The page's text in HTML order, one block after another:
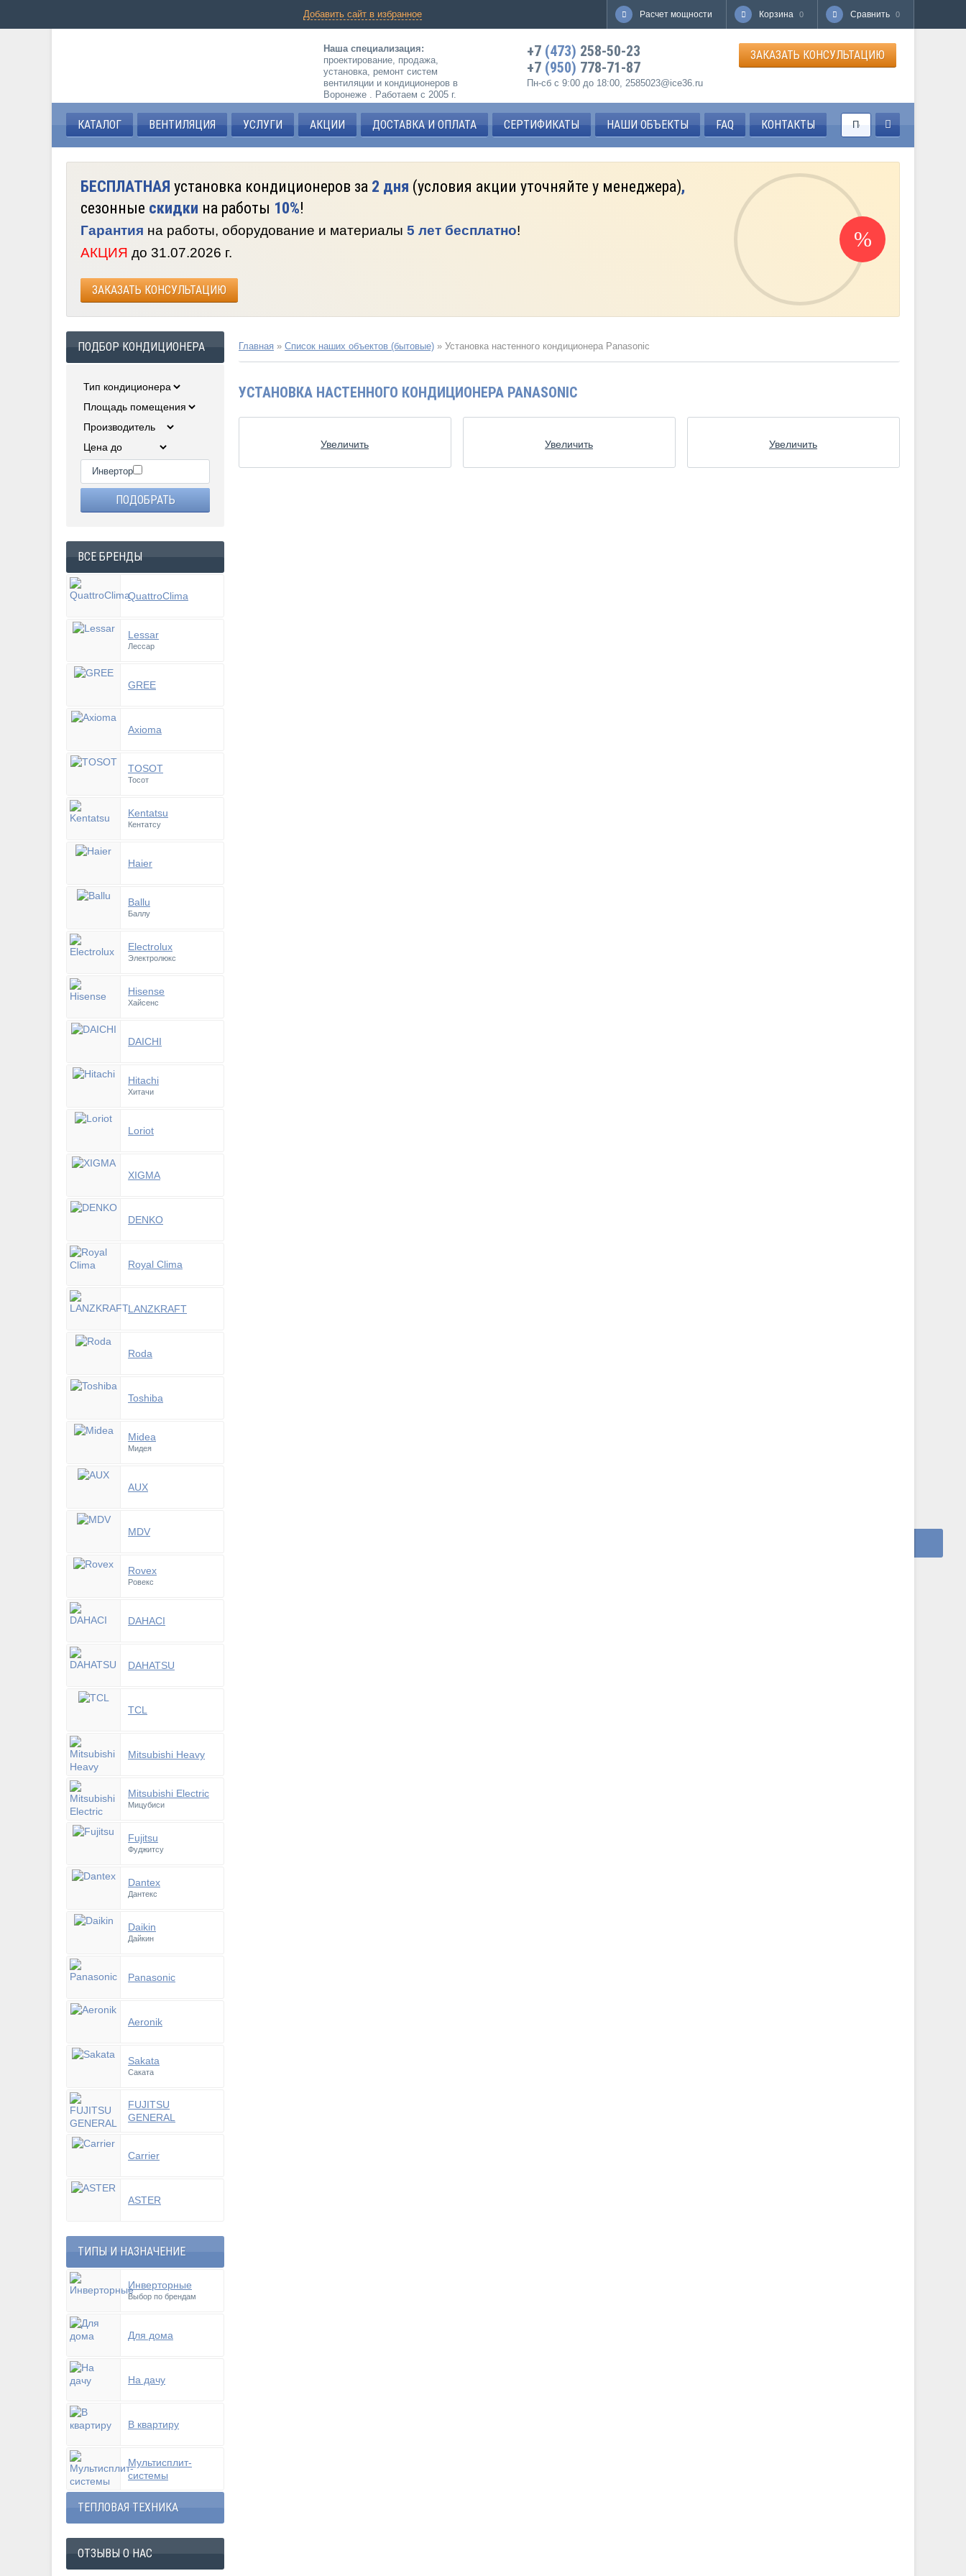
Расчет мощности Корзина 0 Сравнить 0
Добавить сайт в избранное
Наша специализация:
проектирование, продажа,
установка, ремонт систем
вентиляции и кондиционеров в
Воронеже . Работаем с 2005 г.
+7 (473) 258-50-23
+7 (950) 778-71-87
Пн-сб с 9:00 до 18:00, 2585023@ice36.ru
ЗАКАЗАТЬ КОНСУЛЬТАЦИЮ
КАТАЛОГ ВЕНТИЛЯЦИЯ УСЛУГИ АКЦИИ ДОСТАВКА И ОПЛАТА СЕРТИФИКАТЫ НАШИ ОБЪЕКТЫ FAQ КОНТАКТЫ
БЕСПЛАТНАЯ установка кондиционеров за 2 дня (условия акции уточняйте у менеджера),
сезонные скидки на работы 10%!
Гарантия на работы, оборудование и материалы 5 лет бесплатно!
АКЦИЯ до 31.07.2026 г.
ЗАКАЗАТЬ КОНСУЛЬТАЦИЮ
Главная » Список наших объектов (бытовые) » Установка настенного кондиционера Panasonic
УСТАНОВКА НАСТЕННОГО КОНДИЦИОНЕРА PANASONIC
Увеличить Увеличить Увеличить
ПОДБОР КОНДИЦИОНЕРА
Инвертор
ВСЕ БРЕНДЫ
QuattroClima
Lessar
Лессар
GREE
Axioma
TOSOT
Тосот
Kentatsu
Кентатсу
Haier
Ballu
Баллу
Electrolux
Электролюкс
Hisense
Хайсенс
DAICHI
Hitachi
Хитачи
Loriot
XIGMA
DENKO
Royal Clima
LANZKRAFT
Roda
Toshiba
Midea
Мидея
AUX
MDV
Rovex
Ровекс
DAHACI
DAHATSU
TCL
Mitsubishi Heavy
Mitsubishi Electric
Мицубиси
Fujitsu
Фуджитсу
Dantex
Дантекс
Daikin
Дайкин
Panasonic
Aeronik
Sakata
Саката
FUJITSU
GENERAL
Carrier
ASTER
ТИПЫ И НАЗНАЧЕНИЕ
Инверторные
Выбор по брендам
Для дома
На дачу
В квартиру
Мультисплит-
системы
ТЕПЛОВАЯ ТЕХНИКА
ОТЗЫВЫ О НАС